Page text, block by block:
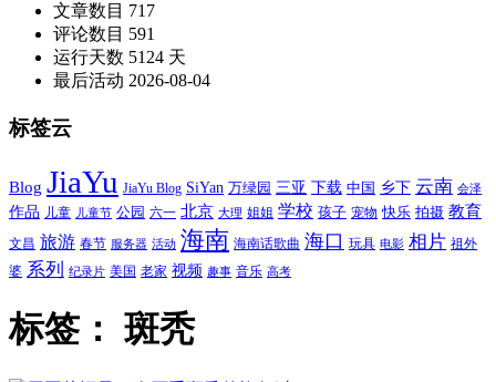
文章数目 717
评论数目 591
运行天数 5124 天
最后活动 2026-08-04
标签云
Blog JiaYu JiaYu Blog SiYan 万绿园 三亚 下载 中国 乡下 云南 会泽
作品 儿童 儿童节 公园 六一 北京 大理 姐姐 学校 孩子 宠物 快乐 拍摄 教育
文昌 旅游 春节 服务器 活动 海南 海南话歌曲 海口 玩具 电影 相片 祖外
婆 系列 纪录片 美国 老家 视频 趣事 音乐 高考
标签： 斑秃